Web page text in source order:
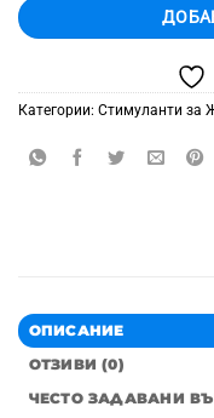
Категории: Стимуланти за
ОПИСАНИЕ
ОТЗИВИ (0)
ЧЕСТО ЗАДАВАНИ